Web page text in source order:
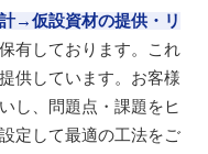
→仮設資材の提供・リ
有しております。これ
供しています。お客様
し、問題点・課題をヒ
定して最適の工法をご